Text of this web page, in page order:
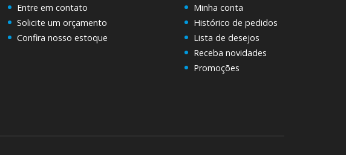
Entre em contato
Solicite um orçamento
Confira nosso estoque
Minha conta
Histórico de pedidos
Lista de desejos
Receba novidades
Promoções